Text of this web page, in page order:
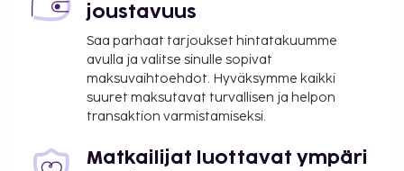
Palveluihin kuuluu myös huonepalvelu (rajoitettuina
aikoina) ja kahvila. Tässä hotellissa voit rentoutua
uima-altaassa ja tilata juomia kätevästi
allasbaarista. Ilmainen täysi aamiainen tarjoillaan
päivittäin klo 9.00–13.00.
Kausiluontoinen uima-allas on käytettävissä
toukokuusta syyskuuhun.
joustavuus
Saa parhaat tarjoukset hintatakuumme
avulla ja valitse sinulle sopivat
maksuvaihtoehdot. Hyväksymme kaikki
suuret maksutavat turvallisen ja helpon
transaktion varmistamiseksi.
Matkailijat luottavat ympäri